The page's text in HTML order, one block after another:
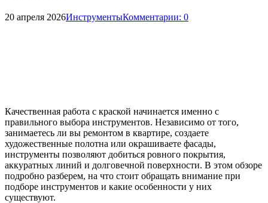
20 апреля 2026ИнструментыКомментарии: 0
Качественная работа с краской начинается именно с
правильного выбора инструментов. Независимо от того,
занимаетесь ли вы ремонтом в квартире, создаете
художественные полотна или окрашиваете фасады,
инструменты позволяют добиться ровного покрытия,
аккуратных линий и долговечной поверхности. В этом обзоре
подробно разберем, на что стоит обращать внимание при
подборе инструментов и какие особенности у них
существуют.